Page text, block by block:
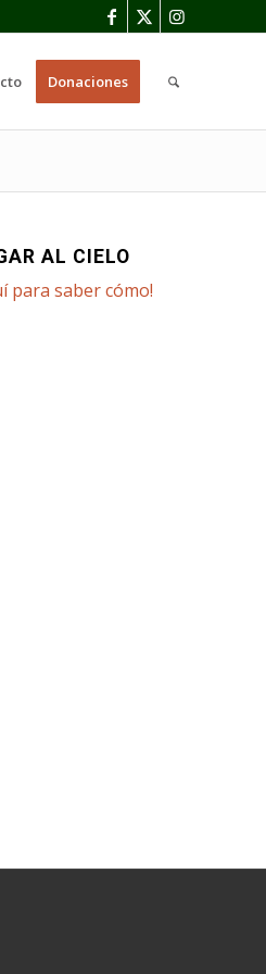
Donaciones
AL CIELO
para saber cómo!